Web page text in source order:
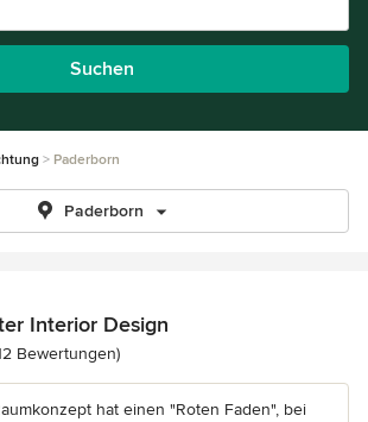
Suchen
Paderborn
Paderborn
Interior Design
4.9 von 5 Sternen
Bewertungen)
hat einen "Roten Faden", bei